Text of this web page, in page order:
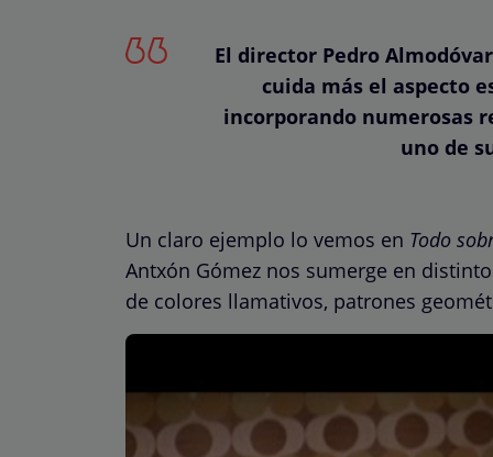
El director Pedro
cuida más el aspecto
incorporando numerosas
uno de
Un claro ejemplo lo vemos en Todo
Antxón Gómez nos sumerge en
de colores llamativos, patrones